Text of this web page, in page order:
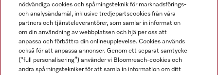
Miele på LinkedIn
Miele på Facebook
Miele på Instagram
Miele på Youtube
nödvändiga cookies och spårningsteknik för marknadsförings-
och analysändamål, inklusive tredjepartscookies från våra
partners och tjänsteleverantörer, som samlar in information
om din användning av webbplatsen och hjälper oss att
anpassa och förbättra din onlineupplevelse. Cookies används
också för att anpassa annonser. Genom ett separat samtycke
(“full personalisering”) använder vi Bloomreach-cookies och
andra spårningstekniker för att samla in information om ditt